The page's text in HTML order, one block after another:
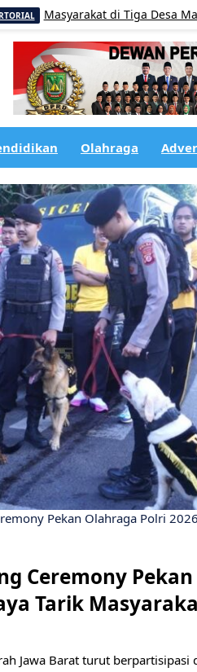
di Tiga Desa Masih
Olahraga
Pekan Olahraga Polri
Ceremony
Tarik
Jawa Barat turut berpartisipasi